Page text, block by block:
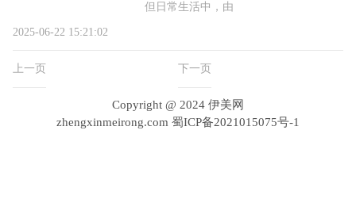
但日常生活中，由
2025-06-22 15:21:02
上一页 下一页
Copyright @ 2024 伊美网
zhengxinmeirong.com 蜀ICP备2021015075号-1